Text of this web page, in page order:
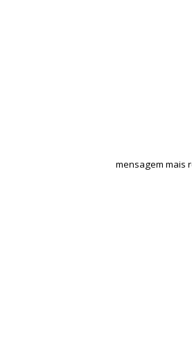
mensagem mais